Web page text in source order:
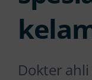
Dokter